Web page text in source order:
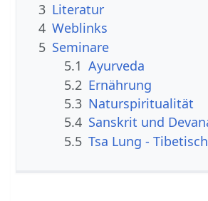
3 Literatur
4 Weblinks
5 Seminare
5.1 Ayurveda
5.2 Ernährung
5.3 Naturspiritualität
5.4 Sanskrit und
5.5 Tsa Lung -